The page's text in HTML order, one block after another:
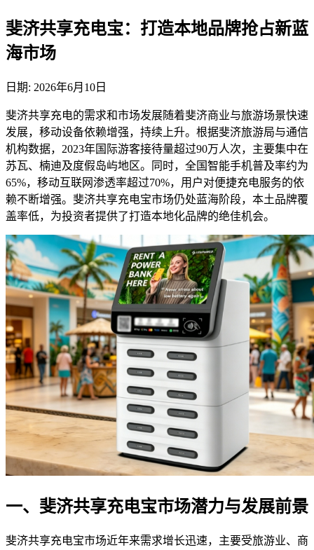
斐济共享充电宝：打造本地品牌抢占新蓝
海市场
日期: 2026年6月10日
斐济共享充电的需求和市场发展随着斐济商业与旅游场景快速
发展，移动设备依赖增强，持续上升。根据斐济旅游局与通信
机构数据，2023年国际游客接待量超过90万人次，主要集中在
苏瓦、楠迪及度假岛屿地区。同时，全国智能手机普及率约为
65%，移动互联网渗透率超过70%，用户对便捷充电服务的依
赖不断增强。斐济共享充电宝市场仍处蓝海阶段，本土品牌覆
盖率低，为投资者提供了打造本地化品牌的绝佳机会。
一、斐济共享充电宝市场潜力与发展前景
斐济共享充电宝市场近年来需求增长迅速，主要受旅游业、商